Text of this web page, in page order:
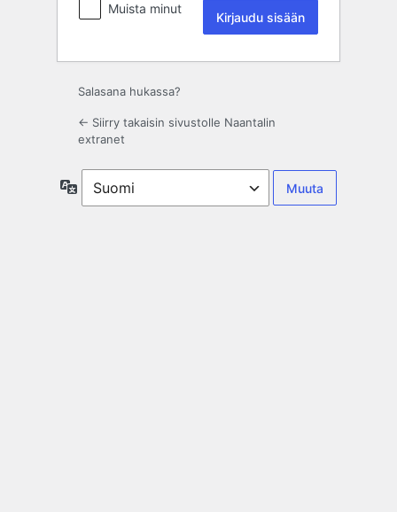
Muista minut
Salasana hukassa?
← Siirry takaisin sivustolle Naantalin
extranet
Kieli